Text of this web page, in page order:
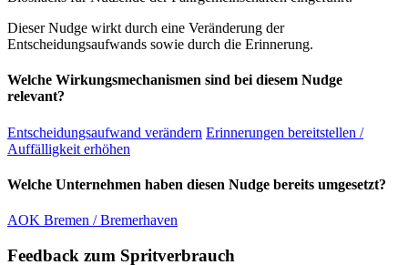
Dieser Nudge wirkt durch eine Veränderung der
Entscheidungsaufwands sowie durch die Erinnerung.
Welche Wirkungsmechanismen sind bei diesem Nudge
relevant?
Entscheidungsaufwand verändern Erinnerungen bereitstellen /
Auffälligkeit erhöhen
Welche Unternehmen haben diesen Nudge bereits umgesetzt?
AOK Bremen / Bremerhaven
Feedback zum Spritverbrauch